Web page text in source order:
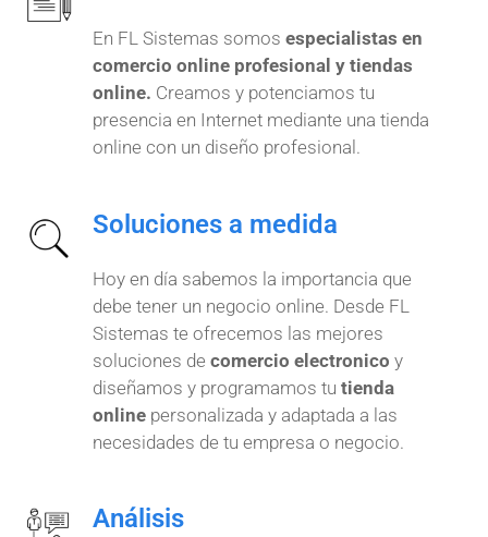
En FL Sistemas somos especialistas en
comercio online profesional y tiendas
online. Creamos y potenciamos tu
presencia en Internet mediante una tienda
online con un diseño profesional.
Soluciones a medida
Hoy en día sabemos la importancia que
debe tener un negocio online. Desde FL
Sistemas te ofrecemos las mejores
soluciones de comercio electronico y
diseñamos y programamos tu tienda
online personalizada y adaptada a las
necesidades de tu empresa o negocio.
Análisis